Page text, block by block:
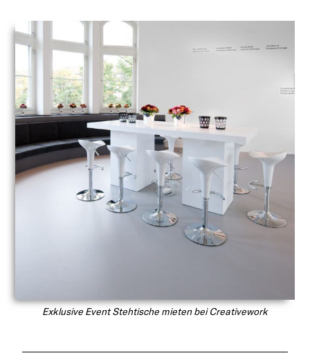
Exklusive Event Stehtische mieten bei Creativework